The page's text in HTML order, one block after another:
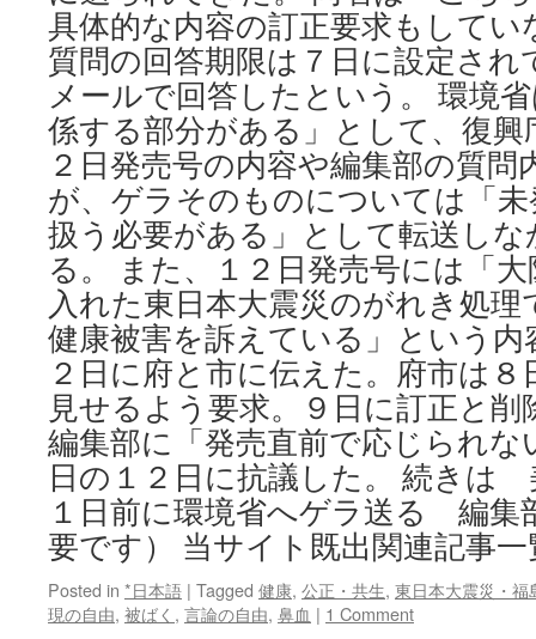
具体的な内容の訂正要求もして
質問の回答期限は７日に設定され
メールで回答したという。 環境
係する部分がある」として、復
２日発売号の内容や編集部の質問
が、ゲラそのものについては「
扱う必要がある」として転送し
る。 また、１２日発売号には「
入れた東日本大震災のがれき処理
健康被害を訴えている」という
２日に府と市に伝えた。府市は
見せるよう要求。９日に訂正と
編集部に「発売直前で応じられな
日の１２日に抗議した。 続きは
１日前に環境省へゲラ送る 編
要です） 当サイト既出関連記事
Posted in *日本語 | Tagged 健康, 公正・共生, 東日本大震災・福
現の自由, 被ばく , 言論の自由, 鼻血 | 1 Comment